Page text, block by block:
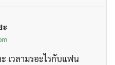
ะ
เวลามรอะไรกับแฟน